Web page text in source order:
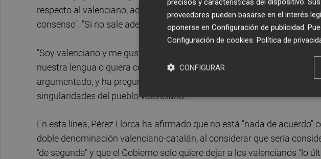
respecto al valenciano, además de señalar que "se tendrá que debatir"
consenso". "Si no sale adelante, lo seguiremos intentando", ha
"Soy valenciano y me gusta que mi lengua se llame valenciano. No
nuestra lengua o quiera compararla con el catalán simplemente por
argumentado, y ha preguntado a la izquierda "por qué se oponen a
singularidades del pueblo valenciano.
En esta línea, Pérez Llorca ha afirmado que no está "nada de acuerdo"
doble denominación valenciano-catalán, al considerar que sería
"de segunda" y que el Gobierno solo quiere dejar a los valencianos "lo
proveedores pueden basarse en el interés
oponerse en Configuración de publicidad.
Configuración de cookies. Política de
CONFIGURAR